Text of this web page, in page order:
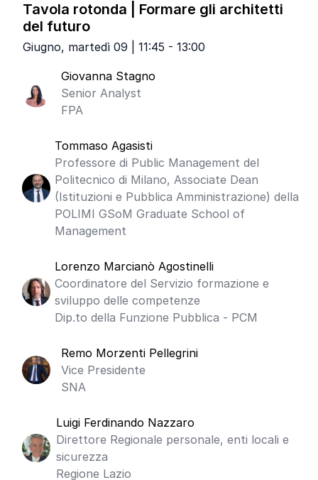
Tavola rotonda | Formare gli architetti
del futuro
Giugno, martedì 09 | 11:45 - 13:00
Giovanna Stagno
Senior Analyst
FPA
Tommaso Agasisti
Professore di Public Management del
Politecnico di Milano, Associate Dean
(Istituzioni e Pubblica Amministrazione) della
POLIMI GSoM Graduate School of
Management
Lorenzo Marcianò Agostinelli
Coordinatore del Servizio formazione e
sviluppo delle competenze
Dip.to della Funzione Pubblica - PCM
Remo Morzenti Pellegrini
Vice Presidente
SNA
Luigi Ferdinando Nazzaro
Direttore Regionale personale, enti locali e
sicurezza
Regione Lazio